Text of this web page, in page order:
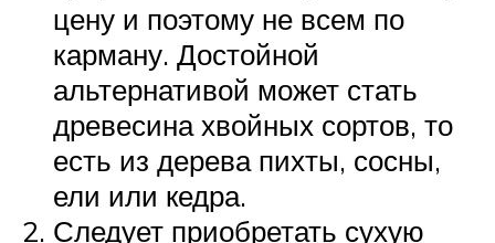
цену и поэтому не всем по
карману. Достойной
альтернативой может стать
древесина хвойных сортов, то
есть из дерева пихты, сосны,
ели или кедра.
Следует приобретать сухую